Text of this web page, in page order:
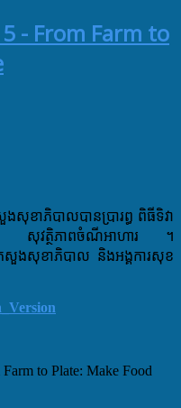
- From Farm to
សុខាភិបាលបានប្រារព្ធ ពិធីទិវា
សុវត្ថិភាពចំណីអាហារ ។
រសួងសុខាភិបាល និងអង្គការសុខ
to Plate: Make Food